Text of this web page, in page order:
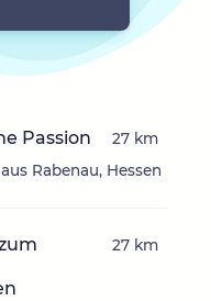
Passion
Rabenau, Hessen
27 km
27 km